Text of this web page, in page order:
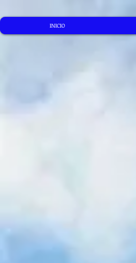
INICIO